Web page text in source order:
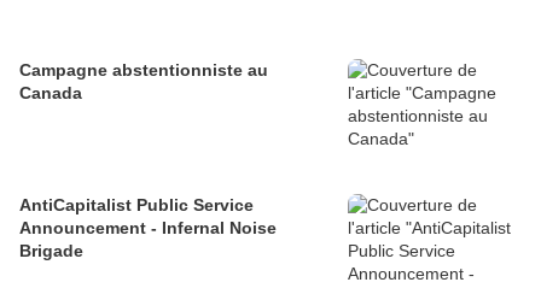
Campagne abstentionniste au
Canada
AntiCapitalist Public Service
Announcement - Infernal Noise
Brigade